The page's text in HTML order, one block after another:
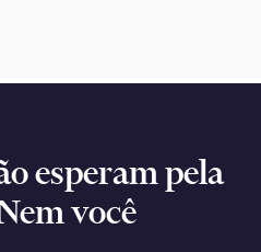
esperam pela
você